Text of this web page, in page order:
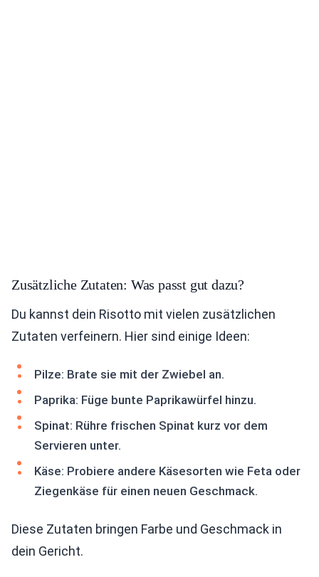
Zusätzliche Zutaten: Was passt gut dazu?
Du kannst dein Risotto mit vielen zusätzlichen
Zutaten verfeinern. Hier sind einige Ideen:
Pilze: Brate sie mit der Zwiebel an.
Paprika: Füge bunte Paprikawürfel hinzu.
Spinat: Rühre frischen Spinat kurz vor dem
Servieren unter.
Käse: Probiere andere Käsesorten wie Feta oder
Ziegenkäse für einen neuen Geschmack.
Diese Zutaten bringen Farbe und Geschmack in
dein Gericht.